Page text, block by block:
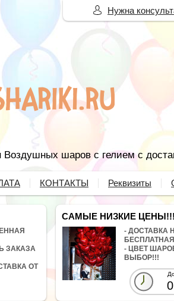
Воздушных шаров с гелием с
КОНТАКТЫ Реквизиты
ЗАКАЗА
ОТ
САМЫЕ НИЗКИЕ ЦЕНЫ!!!
- ДОСТАВКА
- ЦВЕТ
ВЫБОР!!!
Нужна